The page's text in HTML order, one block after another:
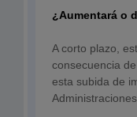
¿Aumentará o
A corto plazo,
consecuencia
esta subida de